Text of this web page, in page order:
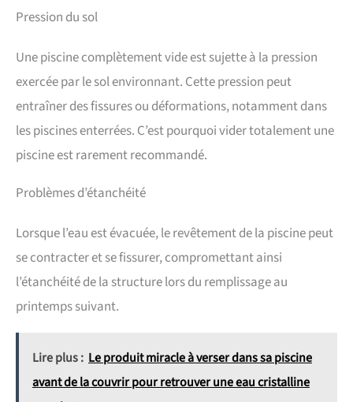
Pression du sol
Une piscine complètement vide est sujette à la pression
exercée par le sol environnant. Cette pression peut
entraîner des fissures ou déformations, notamment dans
les piscines enterrées. C’est pourquoi vider totalement une
piscine est rarement recommandé.
Problèmes d’étanchéité
Lorsque l’eau est évacuée, le revêtement de la piscine peut
se contracter et se fissurer, compromettant ainsi
l’étanchéité de la structure lors du remplissage au
printemps suivant.
Lire plus : Le produit miracle à verser dans sa piscine
avant de la couvrir pour retrouver une eau cristalline